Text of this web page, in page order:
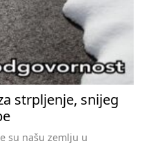
strpljenje, snijeg
su našu zemlju u